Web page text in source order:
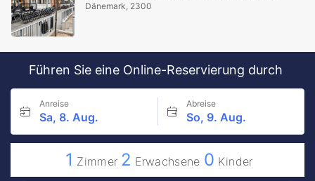
Dänemark, 2300
Führen Sie eine Online-Reservierung durch
Anreise
Sa, 8. Aug.
Abreise
So, 9. Aug.
1 Zimmer 2 Erwachsene 0 Kinder